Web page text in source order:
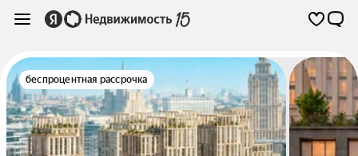
беспроцентная рассрочка